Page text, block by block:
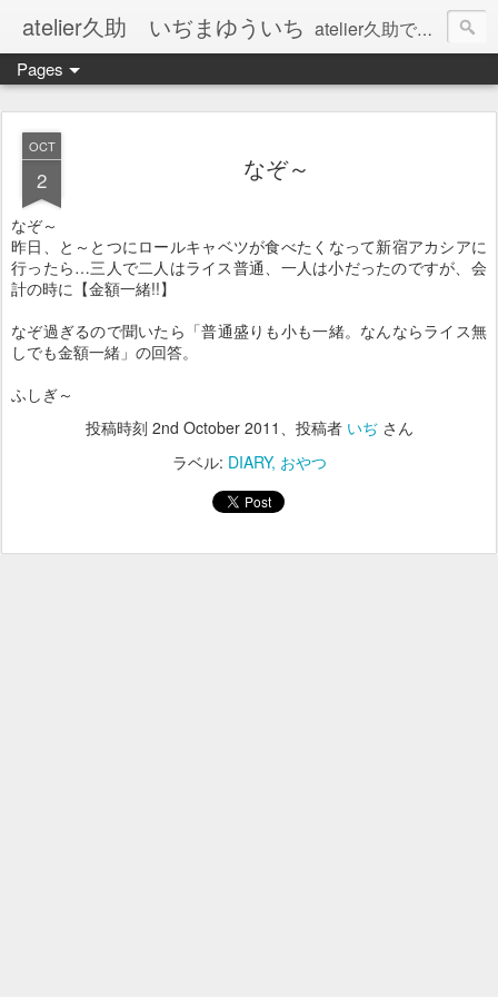
atelier久助 いぢまゆういち atelier久助では土と火から暖かなモノたちを生み出しています。 ご覧になられた方が和んで頂ければ幸いです。
Pages
OCT
2 なぞ～
なぞ～
昨日、と～とつにロールキャベツが食べたくなって新宿アカシアに
行ったら…三人で二人はライス普通、一人は小だったのですが、会
計の時に【金額一緒!!】
なぞ過ぎるので聞いたら「普通盛りも小も一緒。なんならライス無
しでも金額一緒」 の回答。
ふしぎ～
投稿時刻 2nd October 2011 、投稿者 いぢさん
ラベル: DIARY おやつ